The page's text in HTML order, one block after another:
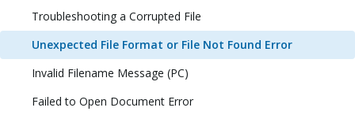
Troubleshooting a Corrupted File
Unexpected File Format or File Not Found Error
Invalid Filename Message (PC)
Failed to Open Document Error